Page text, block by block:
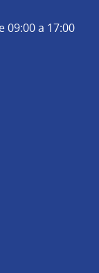
09:00 a 17:00